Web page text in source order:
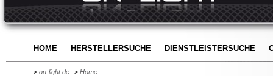
HOME HERSTELLERSUCHE DIENSTLEISTERSUCHE
> on-light.de > Home